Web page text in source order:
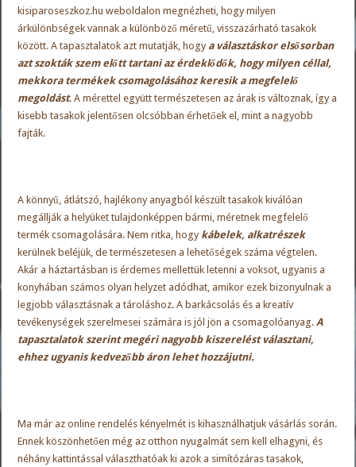
kisiparoseszkoz.hu weboldalon megnézheti, hogy milyen
árkülönbségek vannak a különböző méretű, visszazárható tasakok
között. A tapasztalatok azt mutatják, hogy a választáskor elsősorban
azt szokták szem előtt tartani az érdeklődők, hogy milyen céllal,
mekkora termékek csomagolásához keresik a megfelelő
megoldást. A mérettel együtt természetesen az árak is változnak, így a
kisebb tasakok jelentősen olcsóbban érhetőek el, mint a nagyobb
fajták.
A könnyű, átlátszó, hajlékony anyagból készült tasakok kiválóan
megállják a helyüket tulajdonképpen bármi, méretnek megfelelő
termék csomagolására. Nem ritka, hogy kábelek, alkatrészek
kerülnek beléjük, de természetesen a lehetőségek száma végtelen.
Akár a háztartásban is érdemes mellettük letenni a voksot, ugyanis a
konyhában számos olyan helyzet adódhat, amikor ezek bizonyulnak a
legjobb választásnak a tároláshoz. A barkácsolás és a kreatív
tevékenységek szerelmesei számára is jól jön a csomagolóanyag.A
tapasztalatok szerint megéri nagyobb kiszerelést választani,
ehhez ugyanis kedvezőbb áron lehet hozzájutni.
Ma már az online rendelés kényelmét is kihasználhatjuk vásárlás során.
Ennek köszönhetően még az otthon nyugalmát sem kell elhagyni, és
néhány kattintással választhatóak ki azok a simítózáras tasakok,